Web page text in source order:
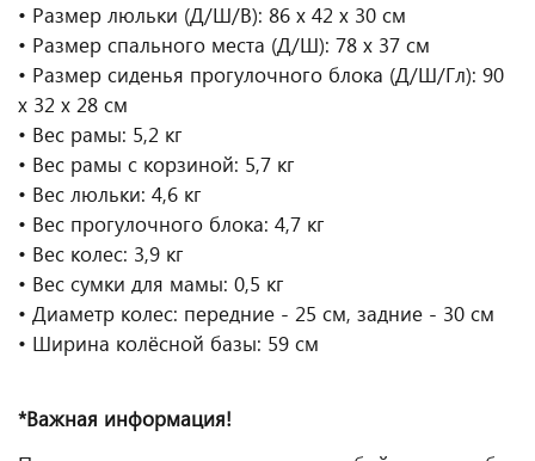
• Размер люльки (Д/Ш/В): 86 х 42 х 30 см
• Размер спального места (Д/Ш): 78 х 37 см
• Размер сиденья прогулочного блока (Д/Ш/Гл): 90
х 32 х 28 см
• Вес рамы: 5,2 кг
• Вес рамы с корзиной: 5,7 кг
• Вес люльки: 4,6 кг
• Вес прогулочного блока: 4,7 кг
• Вес колес: 3,9 кг
• Вес сумки для мамы: 0,5 кг
• Диаметр колес: передние - 25 см, задние - 30 см
• Ширина колёсной базы: 59 см
*Важная информация!